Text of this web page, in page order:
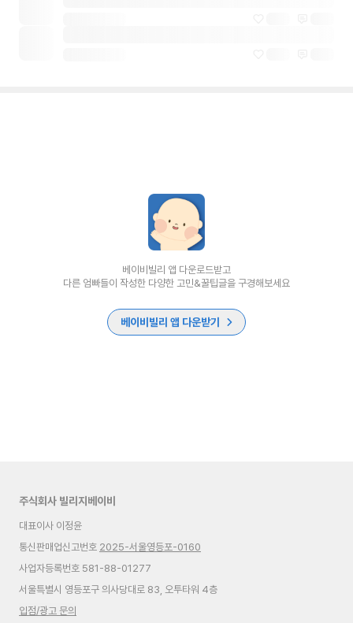
베이비빌리 앱 다운로드받고
다른 엄빠들이 작성한 다양한 고민&꿀팁글을 구경해보세요
베이비빌리 앱 다운받기
주식회사 빌리지베이비
대표이사 이정윤
통신판매업신고번호 2025-서울영등포-0160
사업자등록번호 581-88-01277
서울특별시 영등포구 의사당대로 83, 오투타워 4층
입점/광고 문의